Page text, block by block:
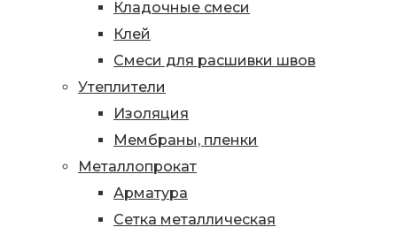
Кладочные смеси
Клей
Смеси для расшивки швов
Утеплители
Изоляция
Мембраны, пленки
Металлопрокат
Арматура
Сетка металлическая